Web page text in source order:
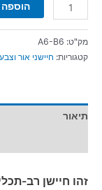
מק"ט: A6-B6
קטגוריות: חיישני אור וצבע
תיאור
זהו חיישן רב-